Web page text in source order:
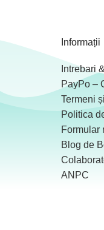
Informații
Intrebari
PayPo –
Termeni
Politica
Formular
Blog de
ANPC